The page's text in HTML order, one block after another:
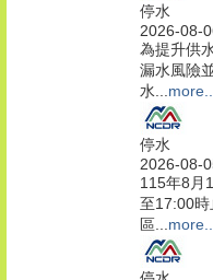
停水
2026-08-
為提升供
漏水風險
水... more...
停水
2026-08-
115年8月
至17:00
區... more...